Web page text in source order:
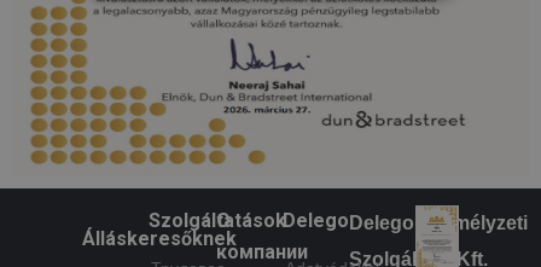
Álláskeresőknek
Szolgáltatások
О
компании
Delego Delego Személyzeti
Szolgáltató Kft.
BESOROLATLAN
Teljesítmény Célzás
annak nyomon követésére használják, hogy
hogyan használják a látogatók a weboldalt. Ezek
a sütik nem használhatók egy adott látogató